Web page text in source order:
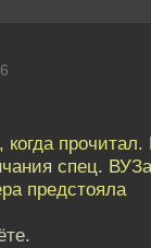
когда
спец.
предстояла